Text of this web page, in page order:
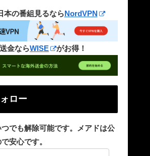
本の番組見るならNordVPN
金ならWISE がお得！
ロー
でも解除可能です。メアドは公
安心です。